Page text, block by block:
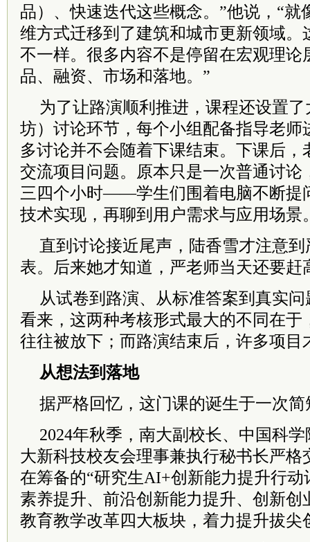
品）、快速迭代这些概念。”他说，“就
维方式迁移到了建筑和城市更新领域。
不一样。很多内容不是停留在宏观理论
品、融资、市场和落地。”
为了让路演顺利推进，课程还设置了
坊）讨论环节，每个小组配备指导老师
多讨论并不会随着下课结束。下课后，
交流项目问题。原本只是一次普通讨论
三四个小时——学生们围着电脑不断提
技术实现，再聊到用户需求与应用场景
直到讨论接近尾声，陆香雪才注意
表。后来她才知道，严老师当天还要赶
从试卷到路演、从标准答案到真实
看来，这两种考核形式最大的不同在于
往往被放下；而路演结束后，许多项目
从想法到落地
据严格回忆，这门课的诞生于一次
2024年秋季，南大副校长、中国科
大新科技校友会理事兼执行秘书长严格
在筹备的“研究生AI+创新能力提升行
素养提升、前沿创新能力提升、创新
教育教学改革四大板块，着力提升拔尖